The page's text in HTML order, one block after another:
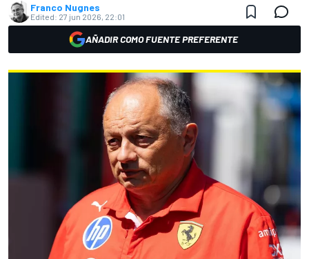
Franco Nugnes
Edited: 27 jun 2026, 22:01
AÑADIR COMO FUENTE PREFERENTE